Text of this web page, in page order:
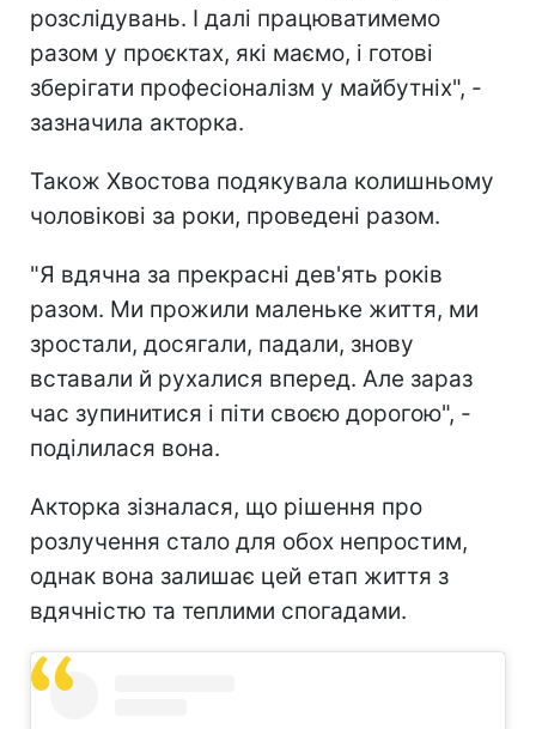
розслідувань. І далі працюватимемо
разом у проєктах, які маємо, і готові
зберігати професіоналізм у майбутніх", -
зазначила акторка.
Також Хвостова подякувала колишньому
чоловікові за роки, проведені разом.
"Я вдячна за прекрасні дев'ять років
разом. Ми прожили маленьке життя, ми
зростали, досягали, падали, знову
вставали й рухалися вперед. Але зараз
час зупинитися і піти своєю дорогою", -
поділилася вона.
Акторка зізналася, що рішення про
розлучення стало для обох непростим,
однак вона залишає цей етап життя з
вдячністю та теплими спогадами.